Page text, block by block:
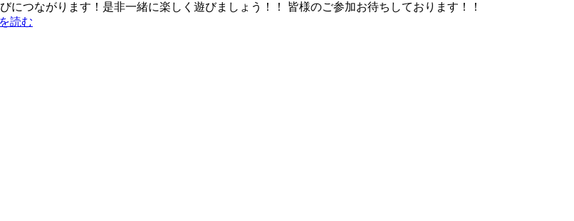
つながります！是非一緒に楽しく遊びましょう！！ 皆様のご参加お待ちしております！！
読む